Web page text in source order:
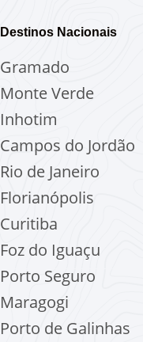
Destinos Nacionais
Gramado
Monte Verde
Inhotim
Campos do Jordão
Rio de Janeiro
Florianópolis
Curitiba
Foz do Iguaçu
Porto Seguro
Maragogi
Porto de Galinhas